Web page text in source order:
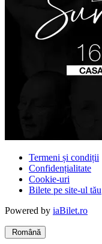
Termeni și condiții
Confidențialitate
Cookie-uri
Bilete pe site-ul tău
Powered by iaBilet.ro
Română